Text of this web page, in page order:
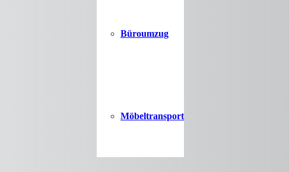
Büroumzug
Möbeltransport